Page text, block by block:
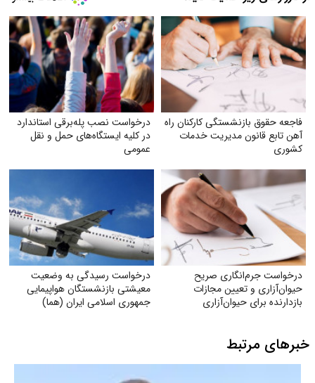
فاجعه حقوق بازنشستگی کارکنان راه
آهن تابع قانون مدیریت خدمات
کشوری
درخواست نصب پله‌برقی استاندارد
در کلیه ایستگاه‌های حمل‌ و نقل
عمومی
درخواست جرم‌انگاری صریح
حیوان‌آزاری و تعیین مجازات
بازدارنده برای حیوان‌آزاری
درخواست رسیدگی به وضعیت
معیشتی بازنشستگان هواپیمایی
جمهوری اسلامی ایران (هما)
خبرهای مرتبط